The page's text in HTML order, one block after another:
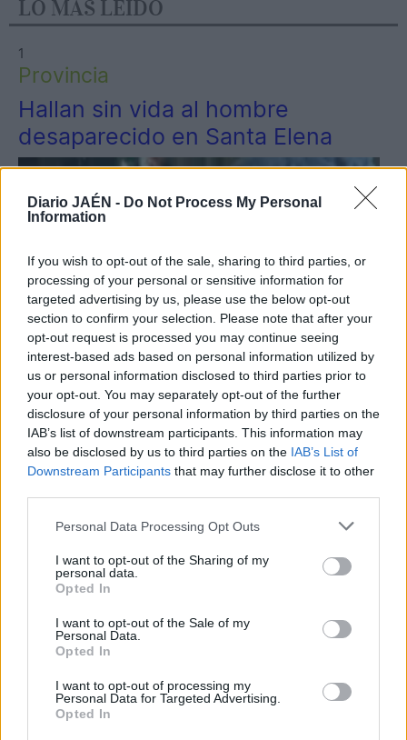
Diario JAÉN - Do Not Process My Personal
Information
If you wish to opt-out of the sale, sharing to third parties, or
processing of your personal or sensitive information for
targeted advertising by us, please use the below opt-out
section to confirm your selection. Please note that after your
opt-out request is processed you may continue seeing
interest-based ads based on personal information utilized by
us or personal information disclosed to third parties prior to
your opt-out. You may separately opt-out of the further
disclosure of your personal information by third parties on the
IAB’s list of downstream participants. This information may
also be disclosed by us to third parties on the IAB’s List of
Downstream Participants that may further disclose it to other
Personal Data Processing Opt Outs
I want to opt-out of the Sharing of my
personal data.
Opted In
I want to opt-out of the Sale of my
Personal Data.
Opted In
I want to opt-out of processing my
Personal Data for Targeted Advertising.
Opted In
LO MÁS LEÍDO
1
Provincia
Hallan sin vida al hombre
desaparecido en Santa Elena
Provincia
Estos son 5 de los pueblos con
menos vecinos de la provincia de
Jaén